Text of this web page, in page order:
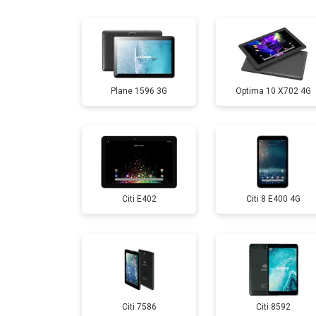
Замена аккумулятора
Замена Wi-Fi
Замена материнской платы
Замена кнопок
Plane 1596 3G Optima 10 X702 4G
Citi E402 Citi 8 E400 4G
Citi 7586 Citi 8592